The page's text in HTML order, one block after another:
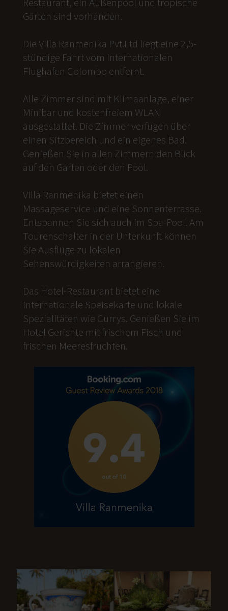
Gärten sind vorhanden.
Die Villa Ranmenika Pvt.Ltd liegt eine 2,5-
stündige Fahrt vom internationalen
Flughafen Colombo entfernt.
Alle Zimmer sind mit Klimaanlage, einer
Minibar und kostenfreiem WLAN
ausgestattet. Die Zimmer verfügen über
einen Sitzbereich und ein eigenes Bad.
Genießen Sie in allen Zimmern den Blick
auf den Garten oder den Pool.
Villa Ranmenika bietet einen
Massageservice und eine Sonnenterrasse.
Entspannen Sie sich auch im Spa-Pool. Am
Tourenschalter in der Unterkunft können
Sie Ausflüge zu lokalen
Sehenswürdigkeiten arrangieren.
Das Hotel-Restaurant bietet eine
internationale Speisekarte und lokale
Spezialitäten wie Currys. Genießen Sie im
Hotel Gerichte mit frischem Fisch und
frischen Meeresfrüchten.